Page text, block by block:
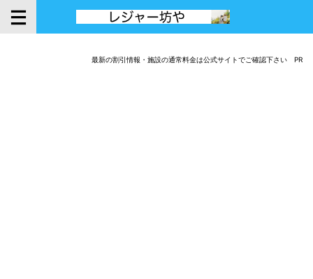
最新の割引情報・施設の通常料金は公式サイトでご確認下さい PR